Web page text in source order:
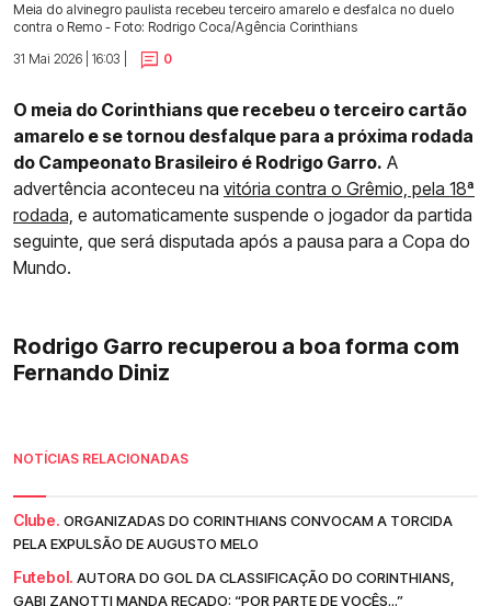
Meia do alvinegro paulista recebeu terceiro amarelo e desfalca no duelo
contra o Remo - Foto: Rodrigo Coca/Agência Corinthians
31 Mai 2026 | 16:03 |
0
O meia do Corinthians que recebeu o terceiro cartão
amarelo e se tornou desfalque para a próxima rodada
do Campeonato Brasileiro é Rodrigo Garro. A
advertência aconteceu na vitória contra o Grêmio, pela 18ª
rodada, e automaticamente suspende o jogador da partida
seguinte, que será disputada após a pausa para a Copa do
Mundo.
Rodrigo Garro recuperou a boa forma com
Fernando Diniz
NOTÍCIAS RELACIONADAS
Clube. ORGANIZADAS DO CORINTHIANS CONVOCAM A TORCIDA
PELA EXPULSÃO DE AUGUSTO MELO
Futebol. AUTORA DO GOL DA CLASSIFICAÇÃO DO CORINTHIANS,
GABI ZANOTTI MANDA RECADO: “POR PARTE DE VOCÊS...”